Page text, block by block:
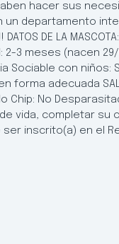
hacer sus
un departamento
DE LA
2-3 meses (nacen
Sociable con niños:
forma adecuada
Chip: No
vida, completar su
ser inscrito(a) en el